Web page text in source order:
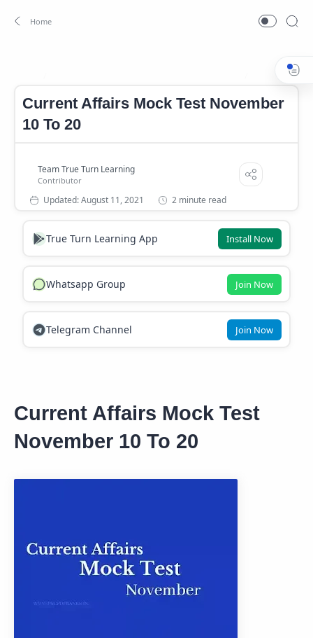
Current
Current Affairs Mock Test November
10 To 20
2 minute read
True Turn Learning App Install Now
Whatsapp Group Join Now
Telegram Channel Join Now
Current Affairs Mock Test
November 10 To 20